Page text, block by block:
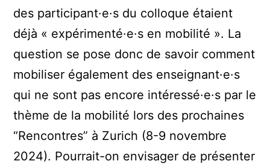
des participant·e·s du colloque étaient
déjà « expérimenté·e·s en mobilité ». La
question se pose donc de savoir comment
mobiliser également des enseignant·e·s
qui ne sont pas encore intéressé·e·s par le
thème de la mobilité lors des prochaines
“Rencontres” à Zurich (8-9 novembre
2024). Pourrait-on envisager de présenter